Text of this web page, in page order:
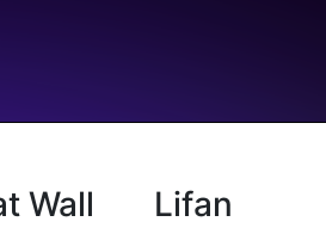
Wall Lifan